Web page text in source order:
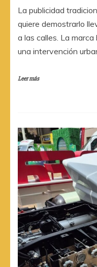
La publicidad
quiere demostrarlo
a las calles. La
una intervención
Leer más